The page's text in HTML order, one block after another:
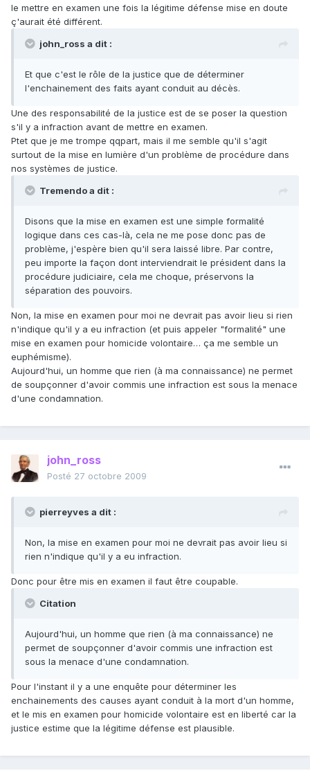
le mettre en examen une fois la légitime défense mise en doute
ç'aurait été différent.
john_ross a dit :
Et que c'est le rôle de la justice que de déterminer
l'enchainement des faits ayant conduit au décès.
Une des responsabilité de la justice est de se poser la question
s'il y a infraction avant de mettre en examen.
Ptet que je me trompe qqpart, mais il me semble qu'il s'agit
surtout de la mise en lumière d'un problème de procédure dans
nos systèmes de justice.
Tremendo a dit :
Disons que la mise en examen est une simple formalité
logique dans ces cas-là, cela ne me pose donc pas de
problème, j'espère bien qu'il sera laissé libre. Par contre,
peu importe la façon dont interviendrait le président dans la
procédure judiciaire, cela me choque, préservons la
séparation des pouvoirs.
Non, la mise en examen pour moi ne devrait pas avoir lieu si rien
n'indique qu'il y a eu infraction (et puis appeler "formalité" une
mise en examen pour homicide volontaire… ça me semble un
euphémisme).
Aujourd'hui, un homme que rien (à ma connaissance) ne permet
de soupçonner d'avoir commis une infraction est sous la menace
d'une condamnation.
john_ross
Posté 27 octobre 2009
pierreyves a dit :
Non, la mise en examen pour moi ne devrait pas avoir lieu si
rien n'indique qu'il y a eu infraction.
Donc pour être mis en examen il faut être coupable.
Citation
Aujourd'hui, un homme que rien (à ma connaissance) ne
permet de soupçonner d'avoir commis une infraction est
sous la menace d'une condamnation.
Pour l'instant il y a une enquête pour déterminer les
enchainements des causes ayant conduit à la mort d'un homme,
et le mis en examen pour homicide volontaire est en liberté car la
justice estime que la légitime défense est plausible.